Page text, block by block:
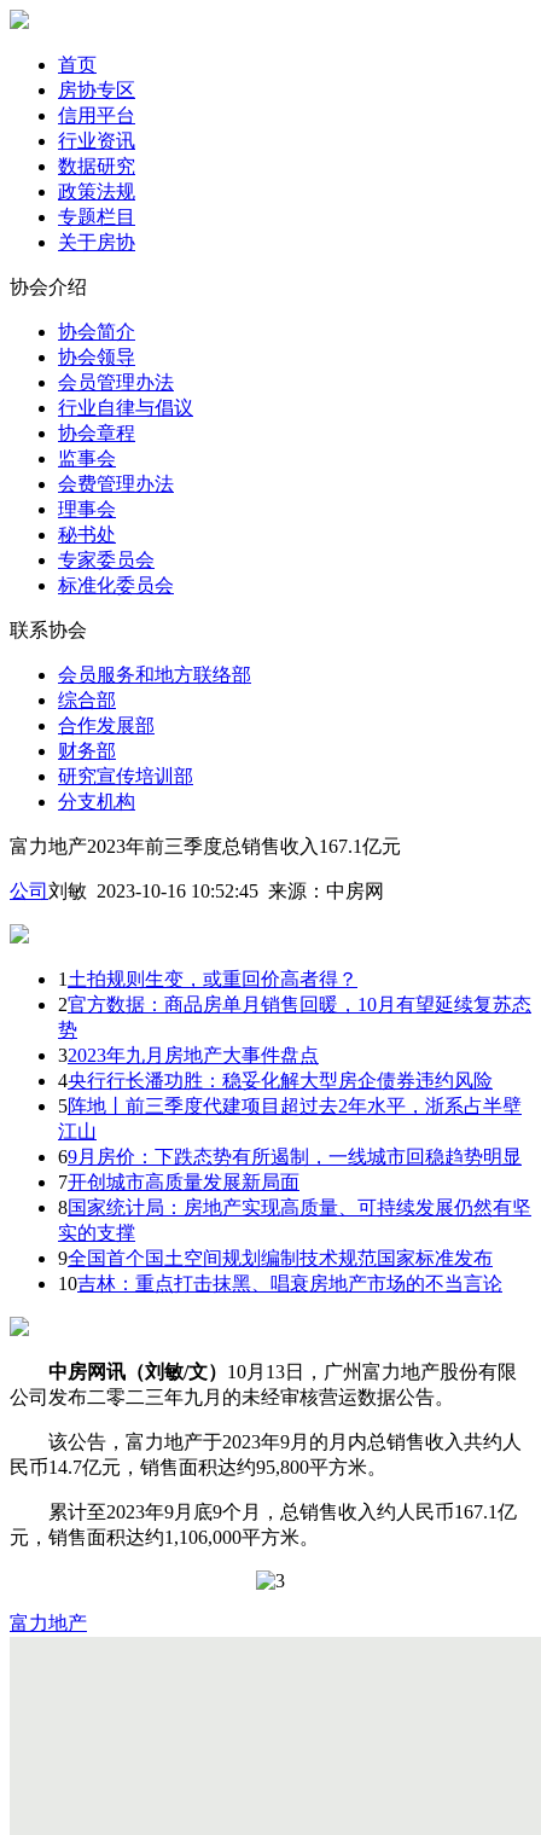
首页
房协专区
信用平台
行业资讯
数据研究
政策法规
专题栏目
关于房协
协会介绍
协会简介
协会领导
会员管理办法
行业自律与倡议
协会章程
监事会
会费管理办法
理事会
秘书处
专家委员会
标准化委员会
联系协会
会员服务和地方联络部
综合部
合作发展部
财务部
研究宣传培训部
分支机构
富力地产2023年前三季度总销售收入167.1亿元
公司 刘敏 2023-10-16 10:52:45 来源： 中房网
1 土拍规则生变，或重回价高者得？
2官方数据：商品房单月销售回暖，10月有望延续复苏态
势
32023年九月房地产大事件盘点
4央行行长潘功胜：稳妥化解大型房企债券违约风险
5阵地丨前三季度代建项目超过去2年水平，浙系占半壁
江山
69月房价：下跌态势有所遏制，一线城市回稳趋势明显
7开创城市高质量发展新局面
8国家统计局：房地产实现高质量、可持续发展仍然有坚
实的支撑
9全国首个国土空间规划编制技术规范国家标准发布
10吉林：重点打击抹黑、唱衰房地产市场的不当言论
中房网讯（刘敏/文） 10月13日，广州富力地产股份有限
公司发布二零二三年九月的未经审核营运数据公告。
该公告，富力地产于2023年9月的月内总销售收入共约人
民币14.7亿元，销售面积达约95,800平方米。
累计至2023年9月底9个月，总销售收入约人民币167.1亿
元，销售面积达约1,106,000平方米。
富力地产